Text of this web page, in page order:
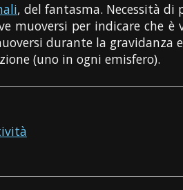
, del fantasma. Necessità
muoversi per indicare che
durante la gravidanza
(uno in ogni emisfero).